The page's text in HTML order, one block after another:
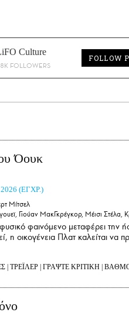
Culture
FOLLOWERS
FOLLOW
Όουκ
2026 (ΕΓΧΡ.)
Μίτσελ
Γιούαν ΜακΓκρέγκορ, Μέισι Στέλα,
φαινόμενο μεταφέρει την
η οικογένεια Πλατ καλείται να
ΤΡΕΪΛΕΡ ΓΡΑΨΤΕ ΚΡΙΤΙΚΗ